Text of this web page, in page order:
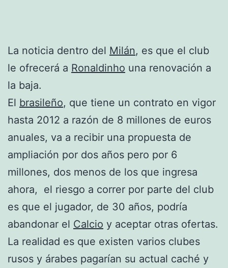
La noticia dentro del Milán, es que el club
le ofrecerá a Ronaldinho una renovación a
la baja.
El brasileño, que tiene un contrato en vigor
hasta 2012 a razón de 8 millones de euros
anuales, va a recibir una propuesta de
ampliación por dos años pero por 6
millones, dos menos de los que ingresa
ahora, el riesgo a correr por parte del club
es que el jugador, de 30 años, podría
abandonar el Calcio y aceptar otras ofertas.
La realidad es que existen varios clubes
rusos y árabes pagarían su actual caché y